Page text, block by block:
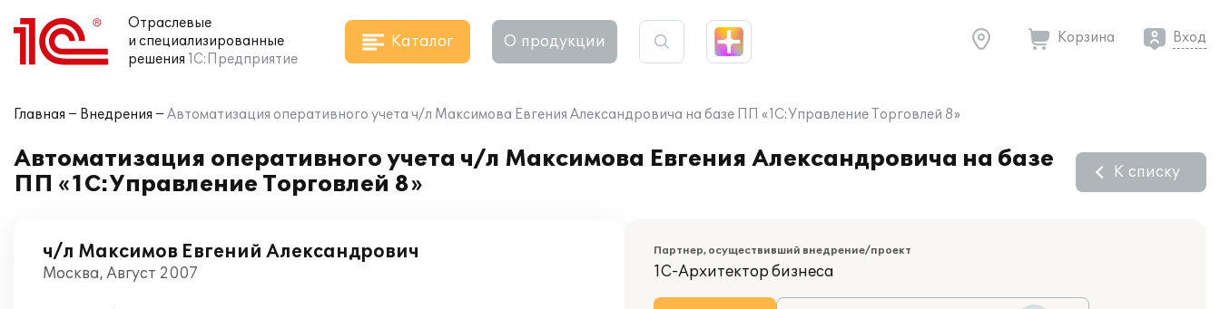
Отраслевые
и специализированные
решения 1С:Предприятие
Каталог О продукции Корзина Вход
Главная Внедрения Автоматизация оперативного учета ч/л Максимова Евгения Александровича на базе ПП «1С:Управление Торговлей 8»
Автоматизация оперативного учета ч/л Максимова Евгения Александровича на базе
ПП «1С:Управление Торговлей 8»
К списку
ч/л Максимов Евгений Александрович
Москва, Август 2007
Партнер, осуществивший внедрение/проект
1С-Архитектор бизнеса